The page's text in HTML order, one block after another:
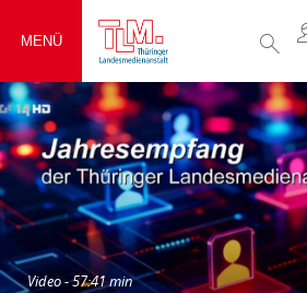
MENÜ
Video - 57:41 min